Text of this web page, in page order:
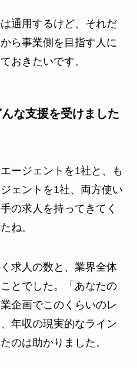
通用するけど、それだ
ら事業側を目指す人に
おきたいです。
な支援を受けました
ージェントを1社と、も
ェントを1社、両方使い
の求人を持ってきてく
ね。
求人の数と、業界全体
とでした。「あなたの
企画でこのくらいのレ
年収の現実的なライン
のは助かりました。